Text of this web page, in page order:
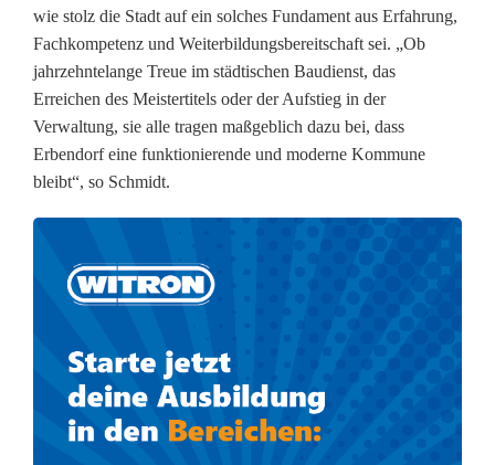
d
A
u
f
wie stolz die Stadt auf ein solches Fundament aus Erfahrung,
Fachkompetenz und Weiterbildungsbereitschaft sei. „Ob
jahrzehntelange Treue im städtischen Baudienst, das
Erreichen des Meistertitels oder der Aufstieg in der
Verwaltung, sie alle tragen maßgeblich dazu bei, dass
Erbendorf eine funktionierende und moderne Kommune
bleibt“, so Schmidt.